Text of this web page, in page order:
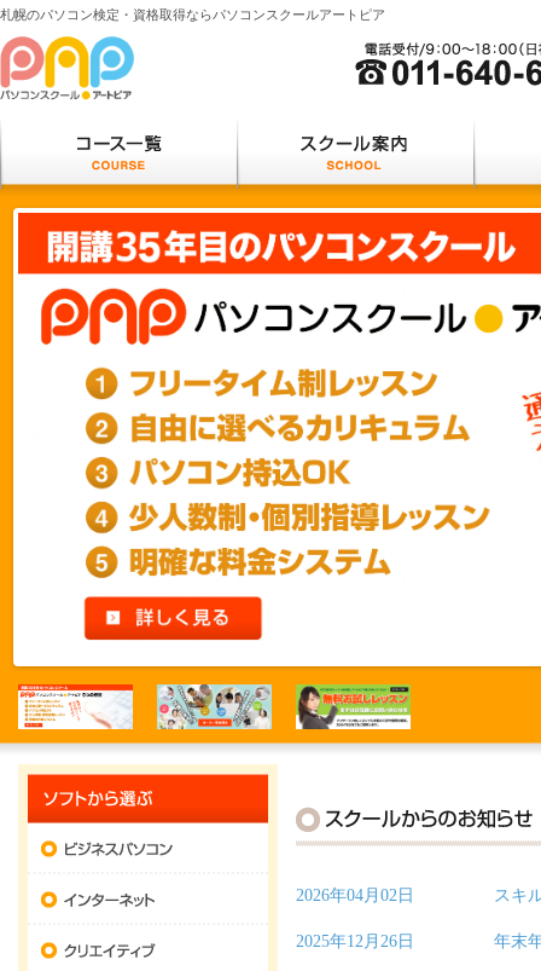
札幌のパソコン検定・資格取得ならパソコンスクールアートピア
ビジネスパソコン
インターネット
クリエイティブ
2026年04月02日 スキ
2025年12月26日 年末